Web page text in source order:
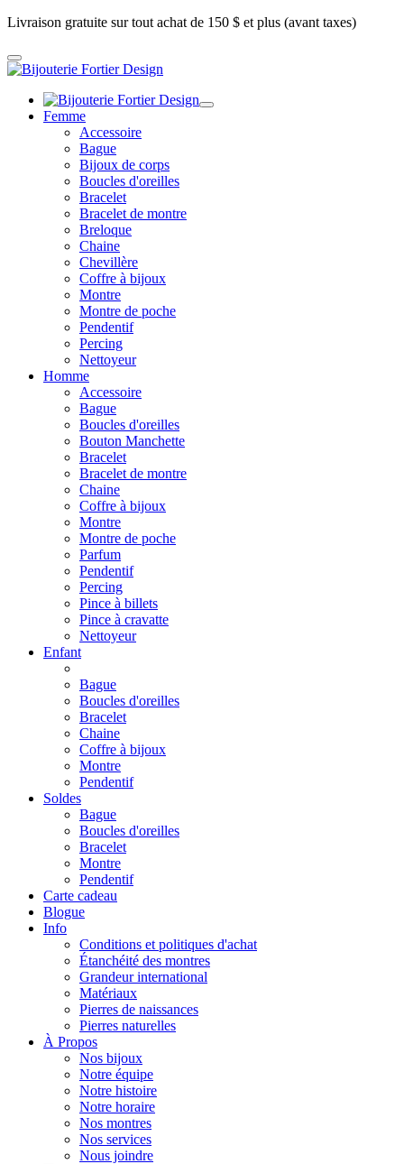
Livraison gratuite sur tout achat de 150 $ et plus (avant taxes)
Femme
Accessoire
Bague
Bijoux de corps
Boucles d'oreilles
Bracelet
Bracelet de montre
Breloque
Chaine
Chevillère
Coffre à bijoux
Montre
Montre de poche
Pendentif
Percing
Nettoyeur
Homme
Accessoire
Bague
Boucles d'oreilles
Bouton Manchette
Bracelet
Bracelet de montre
Chaine
Coffre à bijoux
Montre
Montre de poche
Parfum
Pendentif
Percing
Pince à billets
Pince à cravatte
Nettoyeur
Enfant
Bague
Boucles d'oreilles
Bracelet
Chaine
Coffre à bijoux
Montre
Pendentif
Soldes
Bague
Boucles d'oreilles
Bracelet
Montre
Pendentif
Carte cadeau
Blogue
Info
Conditions et politiques d'achat
Étanchéité des montres
Grandeur international
Matériaux
Pierres de naissances
Pierres naturelles
À Propos
Nos bijoux
Notre équipe
Notre histoire
Notre horaire
Nos montres
Nos services
Nous joindre